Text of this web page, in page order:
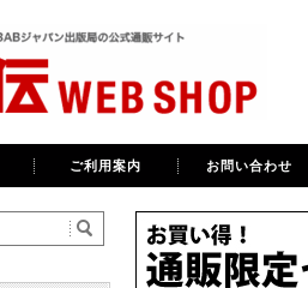
ご利用案内 お問い合わせ